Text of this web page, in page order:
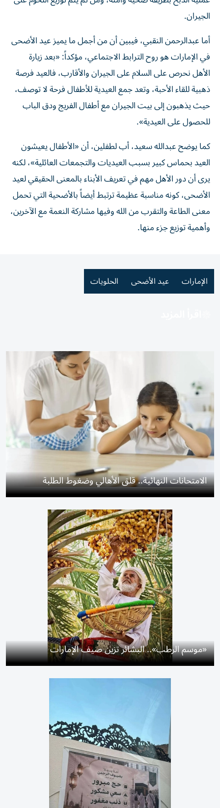
الجيران.
أما عبدالرحمن النقبي، فيبين أن من أجمل ما يميز عيد الأضحى
في الإمارات هو روح الترابط الاجتماعي، مؤكداً: «بعد زيارة
الأهل نحرص على السلام على الجيران والأقارب، فالعيد فرصة
ذهبية للقاء الأحبة، وتعد جمع العيدية للأطفال فرحة لا توصف،
حيث يذهبون إلى بيت الجيران مع أطفال الفريج ودق الباب
للحصول على العيدية».
كما يوضح عبدالله سعيد، أب لطفلين، أن «الأطفال يعيشون
العيد بحماس كبير بسبب العيديات والتجمعات العائلية»، لكنه
يرى أن دور الأهل مهم في تعريف الأبناء بالمعنى الحقيقي لعيد
الأضحى، كونه مناسبة عظيمة ترتبط أيضاً بالأضحية التي تحمل
معنى الطاعة والتقرب من الله وفيها مشاركة النعمة مع الآخرين،
وأهمية توزيع جزء منها.
الإمارات عيد الأضحى الحلويات
الامتحانات النهائية.. قلق الأهالي وضغوط الطلبة
«موسم الرطب».. البشائر تزين صيف الإمارات